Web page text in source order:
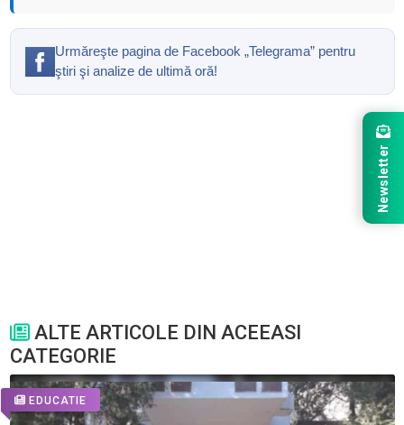
Urmăreşte pagina de Facebook „Telegrama” pentru
ştiri şi analize de ultimă oră!
ALTE ARTICOLE DIN ACEEASI
CATEGORIE
EDUCATIE
Newsletter